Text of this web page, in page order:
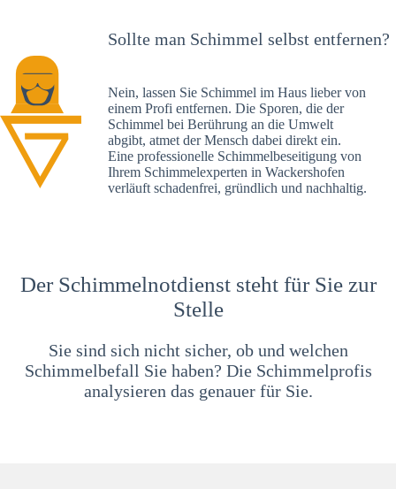
Sollte man Schimmel selbst entfernen?
Nein, lassen Sie Schimmel im Haus lieber von
einem Profi entfernen. Die Sporen, die der
Schimmel bei Berührung an die Umwelt
abgibt, atmet der Mensch dabei direkt ein.
Eine professionelle Schimmelbeseitigung von
Ihrem Schimmelexperten in Wackershofen
verläuft schadenfrei, gründlich und nachhaltig.
Der Schimmelnotdienst steht für Sie zur
Stelle
Sie sind sich nicht sicher, ob und welchen
Schimmelbefall Sie haben? Die Schimmelprofis
analysieren das genauer für Sie.